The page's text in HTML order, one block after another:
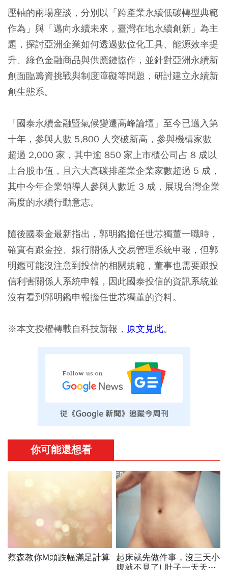
壓軸的兩場座談，分別以「跨產業永續低碳轉型典範
作為」與「邁向永續未來，臺灣在地永續創新」為主
題，探討亞洲企業如何透過數位化工具、能源效率提
升、綠色金融商品與供應鏈協作，並針對亞洲永續新
創面臨籌資挑戰與制度障礙等問題，研討建立永續新
創生態系。
「國泰永續金融暨氣候變遷高峰論壇」至今已邁入第
十年，參與人數 5,800 人突破新高，參與機構家數
超過 2,000 家，其中逾 850 家上市櫃公司占 8 成以
上台股市值，且六大高碳排產業企業家數超過 5 成，
其中今年企業領導人參與人數近 3 成，展現台灣企業
高度的永續行動意志。
隨後國泰金最新指出，郭明鑑擔任世芯獨董一職時，
確實有跟金控、銀行關係人交易管理系統申報，但郭
明鑑可能沒注意到投信的相關規範，董事也需要跟投
信利害關係人系統申報，因此國泰投信的資訊系統並
沒有看到郭明鑑申報擔任世芯獨董的資料。
※本文授權轉載自科技新報， 原文見此。